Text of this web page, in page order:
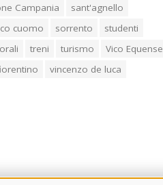
Campania
sant'agnello
cuomo
sorrento
studenti
treni turismo
Vico Equense
vincenzo de luca